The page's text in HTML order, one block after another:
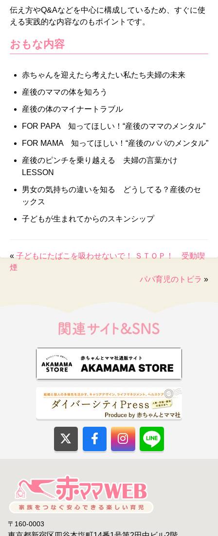
伝え方やQ&Aなどを中心に構成しているため、すぐに使
える実践的な内容なのもポイントです。
おもな内容
赤ちゃんを迎えたら考えたい私たち夫婦の未来
産後のママの体を知ろう
産後の体のマイナートラブル
FOR PAPA 知ってほしい！“産後のママのメンタル”
FOR MAMA 知ってほしい！“産後のパパのメンタル”
産後のピンチを乗り越える 夫婦の言葉かけ
LESSON
男女の気持ちの違いを知る どうしてる？産後のセ
ックス
子どもが生まれてからのスキンシップ
«子どもにたばこを吸わせないで！ ＳＴＯＰ！ 受動喫
煙
パパ育児のトビラ »
〒160-0003